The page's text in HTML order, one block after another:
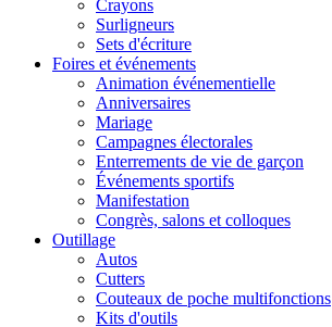
Crayons
Surligneurs
Sets d'écriture
Foires et événements
Animation événementielle
Anniversaires
Mariage
Campagnes électorales
Enterrements de vie de garçon
Événements sportifs
Manifestation
Congrès, salons et colloques
Outillage
Autos
Cutters
Couteaux de poche multifonctions
Kits d'outils